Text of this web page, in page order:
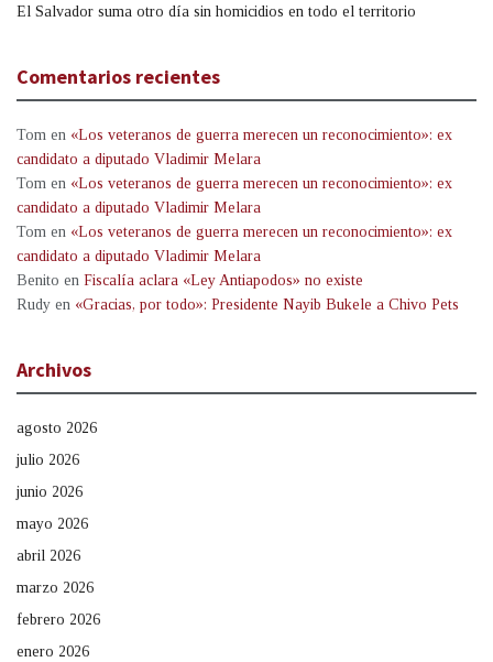
El Salvador suma otro día sin homicidios en todo el territorio
Comentarios recientes
Tom en «Los veteranos de guerra merecen un reconocimiento»: ex
candidato a diputado Vladimir Melara
Tom en «Los veteranos de guerra merecen un reconocimiento»: ex
candidato a diputado Vladimir Melara
Tom en «Los veteranos de guerra merecen un reconocimiento»: ex
candidato a diputado Vladimir Melara
Benito en Fiscalía aclara «Ley Antiapodos» no existe
Rudy en «Gracias, por todo»: Presidente Nayib Bukele a Chivo Pets
Archivos
agosto 2026
julio 2026
junio 2026
mayo 2026
abril 2026
marzo 2026
febrero 2026
enero 2026